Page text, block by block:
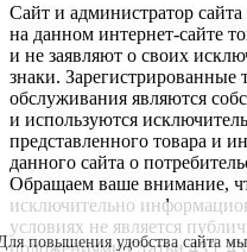
Сайт и администратор
на данном интернет-сайте
и не заявляют о своих
знаки. Зарегистрированные
обслуживания являются
и используются
представленного товара и
данного сайта о
Обращаем ваше внимание,
исключительно
условиях не является
положениями Статьи 435,
повышения удобства сайта